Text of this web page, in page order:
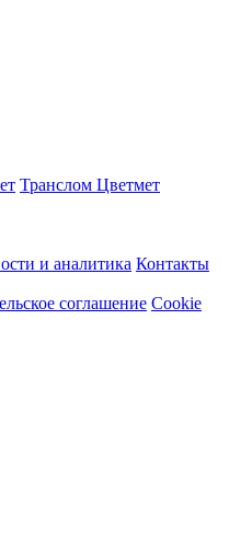
Транслом Цветмет
и аналитика Контакты
соглашение Cookie